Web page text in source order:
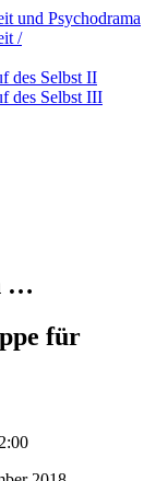
und Psychodrama
/
des Selbst II
des Selbst III
…
für